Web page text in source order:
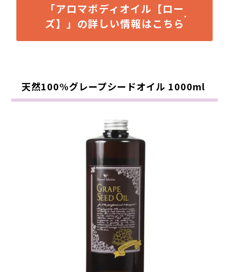
「アロマボディオイル【ロー
ズ】」の詳しい情報はこちら
天然100%グレープシードオイル 1000ml